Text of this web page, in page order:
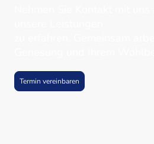
Termin vereinbaren